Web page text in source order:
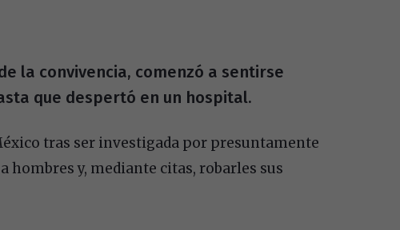
la convivencia, comenzó a sentirse
que despertó en un hospital.
tras ser investigada por presuntamente
hombres y, mediante citas, robarles sus